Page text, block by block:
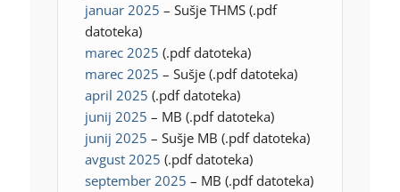
januar 2025 – Sušje THMS (.pdf
datoteka)
marec 2025 (.pdf datoteka)
marec 2025 – Sušje (.pdf datoteka)
april 2025 (.pdf datoteka)
junij 2025 – MB (.pdf datoteka)
junij 2025 – Sušje MB (.pdf datoteka)
avgust 2025 (.pdf datoteka)
september 2025 – MB (.pdf datoteka)